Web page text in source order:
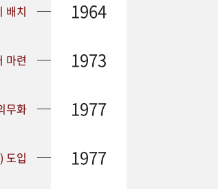
배치 1964
마련 1973
무화 1977
도입 1977